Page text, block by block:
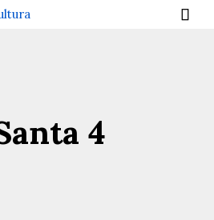

4